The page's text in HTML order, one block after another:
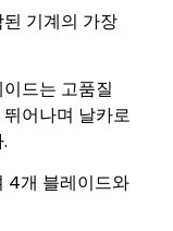
기계의 가장
드는 고품질
어나며 날카로
4개 블레이드와